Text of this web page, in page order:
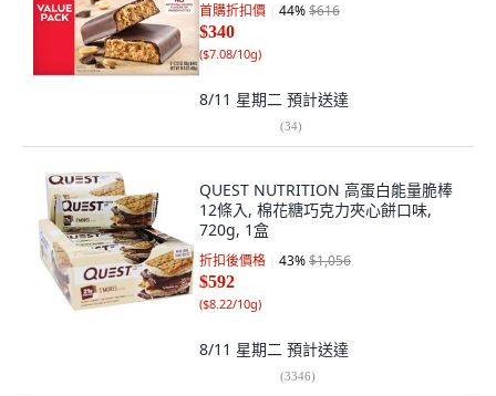
首購折扣價 44%$616
$340
($7.08/10g)
8/11 星期二 預計送達
(34)
QUEST NUTRITION 高蛋白能量脆棒
12條入, 棉花糖巧克力夾心餅口味,
720g, 1盒
折扣後價格 43%$1,056
$592
($8.22/10g)
8/11 星期二 預計送達
(3346)